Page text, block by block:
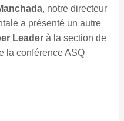
, notre directeur
a présenté un autre
Leaderà la section de
la conférence ASQ